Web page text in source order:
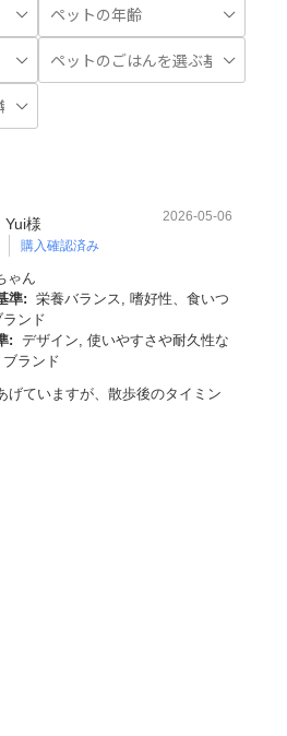
Yui様
購入確認済み
2026-05-06
ゃん
準: 栄養バランス, 嗜好性、食いつ
ンド
: デザイン, 使いやすさや耐久性な
ランド
げていますが、散歩後のタイミン